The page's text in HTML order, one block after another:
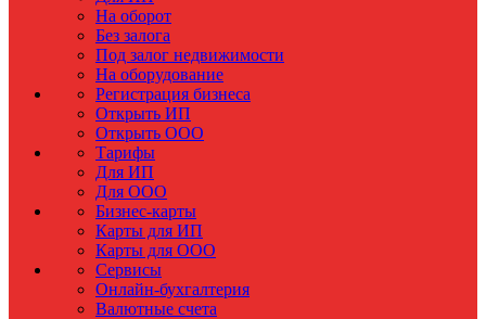
На оборот
Без залога
Под залог недвижимости
На оборудование
Регистрация бизнеса
Открыть ИП
Открыть ООО
Тарифы
Для ИП
Для ООО
Бизнес-карты
Карты для ИП
Карты для ООО
Сервисы
Онлайн-бухгалтерия
Валютные счета